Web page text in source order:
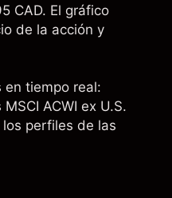
CAD. El gráfico
de la acción y
en tiempo real:
MSCI ACWI ex U.S.
perfiles de las